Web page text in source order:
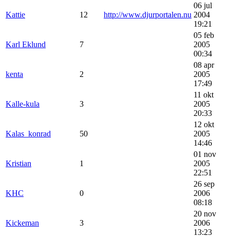
Kattie 12 http://www.djurportalen.nu
06 jul
2004
19:21
Karl Eklund 7
05 feb
2005
00:34
kenta 2
08 apr
2005
17:49
Kalle-kula 3
11 okt
2005
20:33
Kalas_konrad 50
12 okt
2005
14:46
Kristian 1
01 nov
2005
22:51
KHC 0
26 sep
2006
08:18
Kickeman 3
20 nov
2006
13:23